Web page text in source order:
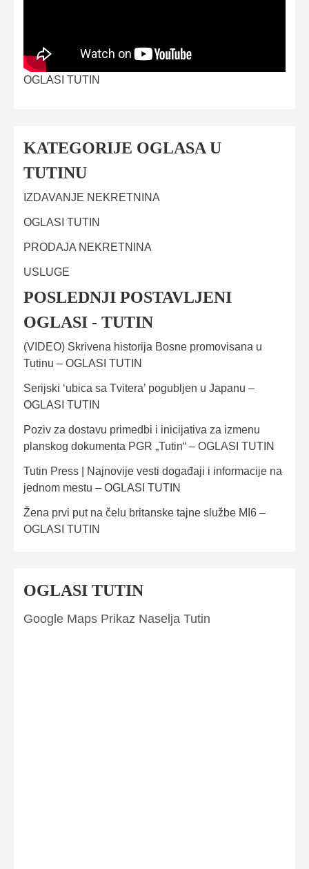
OGLASI TUTIN
KATEGORIJE OGLASA U
TUTINU
IZDAVANJE NEKRETNINA
OGLASI TUTIN
PRODAJA NEKRETNINA
USLUGE
POSLEDNJI POSTAVLJENI
OGLASI - TUTIN
(VIDEO) Skrivena historija Bosne promovisana u
Tutinu – OGLASI TUTIN
Serijski ‘ubica sa Tvitera’ pogubljen u Japanu –
OGLASI TUTIN
Poziv za dostavu primedbi i inicijativa za izmenu
planskog dokumenta PGR „Tutin“ – OGLASI TUTIN
Tutin Press | Najnovije vesti događaji i informacije na
jednom mestu – OGLASI TUTIN
Žena prvi put na čelu britanske tajne službe MI6 –
OGLASI TUTIN
OGLASI TUTIN
Google Maps Prikaz Naselja Tutin